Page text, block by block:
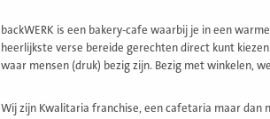
backWERK is een bakery-cafe waarbij je in een
heerlijkste verse bereide gerechten direct kunt kiezen. Je vindt backWERK
waar mensen (druk) bezig zijn. Bezig met winkelen,
Wij zijn Kwalitaria franchise, een cafetaria maar dan